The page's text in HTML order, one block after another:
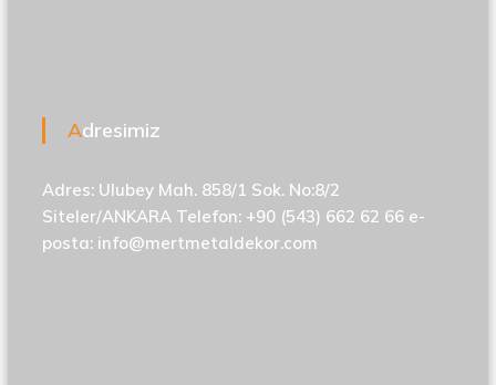
Adresimiz
Adres: Ulubey Mah. 858/1 Sok. No:8/2
Siteler/ANKARA Telefon: +90 (543) 662 62 66 e-
posta: info@mertmetaldekor.com